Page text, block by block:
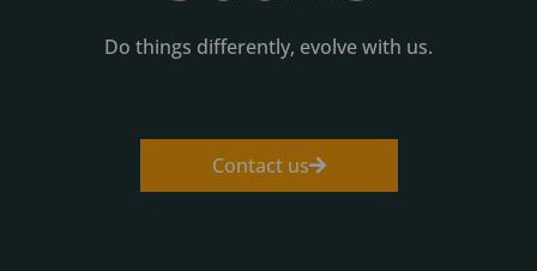
Do things differently, evolve with us.
Contact us